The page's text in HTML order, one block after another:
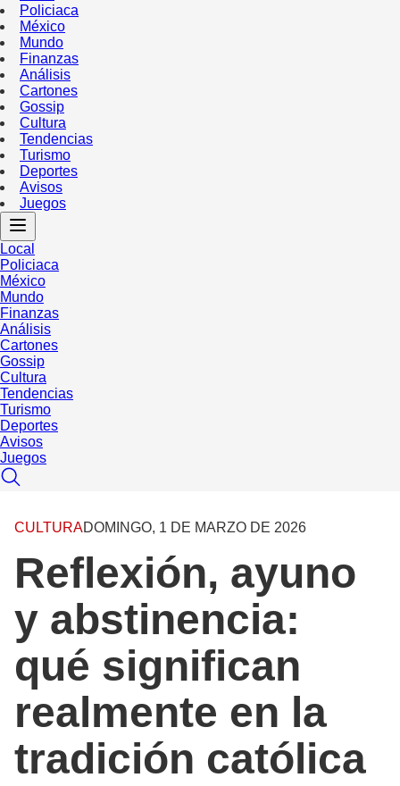
Policiaca
México
Mundo
Finanzas
Análisis
Cartones
Gossip
Cultura
Tendencias
Turismo
Deportes
Avisos
Juegos
Local
Policiaca
México
Mundo
Finanzas
Análisis
Cartones
Gossip
Cultura
Tendencias
Turismo
Deportes
Avisos
Juegos
CULTURADOMINGO, 1 DE MARZO DE 2026
Reflexión, ayuno
y abstinencia:
qué significan
realmente en la
tradición católica